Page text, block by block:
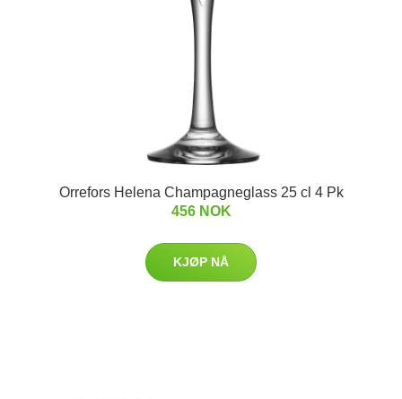
Orrefors Helena Champagneglass 25 cl 4 Pk
456 NOK
KJØP NÅ